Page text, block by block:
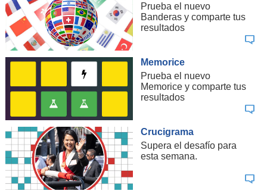
Prueba el nuevo
Banderas y comparte tus
resultados
Memorice
Prueba el nuevo
Memorice y comparte tus
resultados
Crucigrama
Supera el desafío para
esta semana.